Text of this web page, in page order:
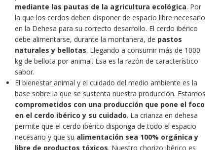
mediante las pautas de la agricultura ecológica. Por
la que los cerdos deben disponer de espacio libre necesario
en la Dehesa para su correcto desarrollo. El cerdo ibérico
debe alimentarse, durante la montanera, de pastos
naturales y bellotas. Llegando a consumir más de 1000
kg de bellota por animal. Esa es la razón de característico
sabor.
El bienestar animal y el cuidado del medio ambiente es la
base sobre la que se sustenta nuestra producción. Estamos
comprometidos con una producción que pone el foco
en el cerdo ibérico y su cuidado. La crianza en dehesa
permite que el cerdo ibérico disponga de todo el espacio
necesario y que su alimentación sea 100% orgánica y
libre de productos tóxicos. Nuestro chorizo ibérico es